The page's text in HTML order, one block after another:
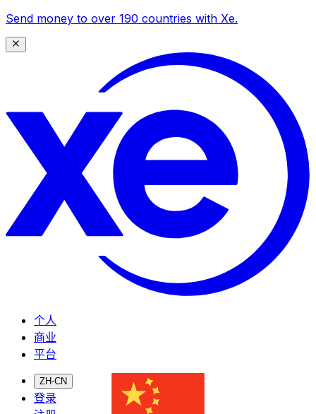
Send money to over 190 countries with Xe.
个人
商业
平台
ZH-CN
登录